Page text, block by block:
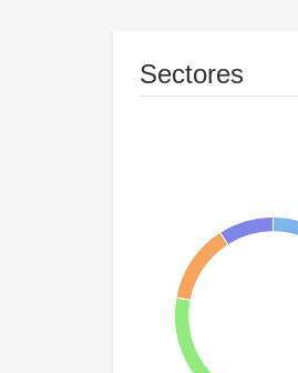
Sectores